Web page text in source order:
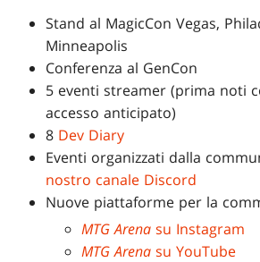
Stand al MagicCon Vegas,
Minneapolis
Conferenza al GenCon
5 eventi streamer (prima noti
accesso anticipato)
8 Dev Diary
Eventi organizzati dalla
nostro canale Discord
Nuove piattaforme per la
MTG Arena su Instagram
MTG Arena su YouTube